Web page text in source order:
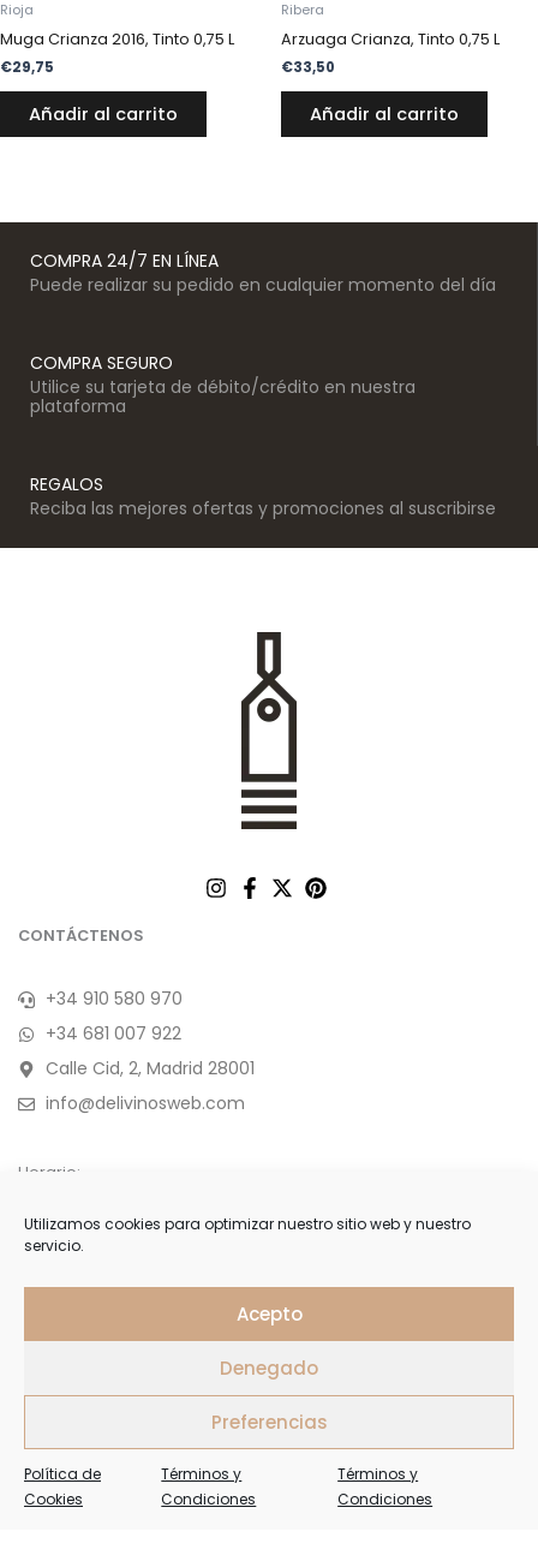
Utilizamos cookies para optimizar nuestro sitio web y nuestro
servicio.
Acepto
Denegado
Preferencias
Política de
Cookies
Términos y
Condiciones
Términos y
Condiciones
Rioja
Muga Crianza 2016, Tinto 0,75 L
€29,75
Añadir al carrito
Ribera
Arzuaga Crianza, Tinto 0,75 L
€33,50
Añadir al carrito
COMPRA 24/7 EN LÍNEA
Puede realizar su pedido en cualquier momento del día
COMPRA SEGURO
Utilice su tarjeta de débito/crédito en nuestra
plataforma
REGALOS
Reciba las mejores ofertas y promociones al suscribirse
CONTÁCTENOS
+34 910 580 970
+34 681 007 922
Calle Cid, 2, Madrid 28001
info@delivinosweb.com
Horario:
De Lunes a Sábado 10:00 a 22:00 h.
Domingo y feriados de 11:00 a 18:00 h.
Forme parte de nuestra selecta lista de clientes y reciba